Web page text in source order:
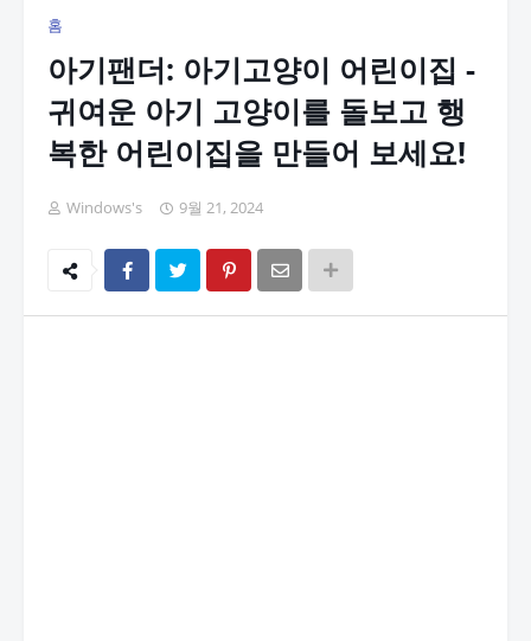
홈
아기팬더: 아기고양이 어린이집 -
귀여운 아기 고양이를 돌보고 행
복한 어린이집을 만들어 보세요!
Windows's 9월 21, 2024